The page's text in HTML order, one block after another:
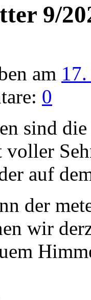
9/
am
0
sind
auf
der
wir